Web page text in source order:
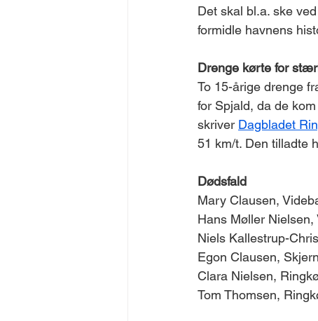
Det skal bl.a. ske
formidle havnens
Drenge kørte for
To 15-årige drenge
for Spjald, da de
skriver Dagbladet
51 km/t. Den tilladte
​​​Dødsfald ​​​​
Mary Clausen,
Hans Møller
Niels Kallestrup-
Egon Clausen,
Clara Nielsen,
Tom Thomsen,